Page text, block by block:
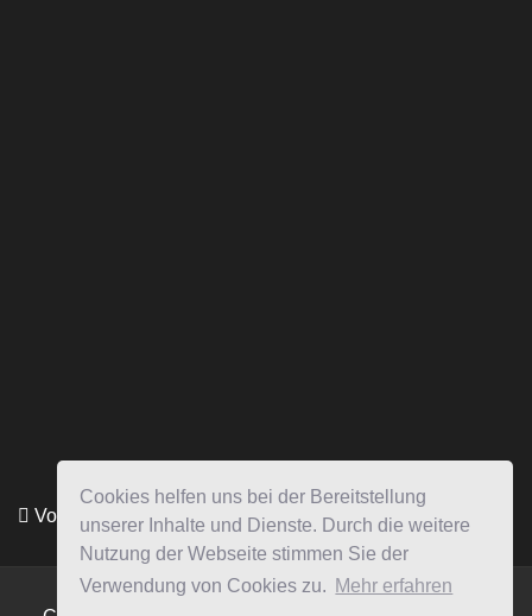
Cookies helfen uns bei der Bereitstellung
unserer Inhalte und Dienste. Durch die weitere
Nutzung der Webseite stimmen Sie der
Verwendung von Cookies zu. Mehr erfahren
Vollmacht HIER herunterladen